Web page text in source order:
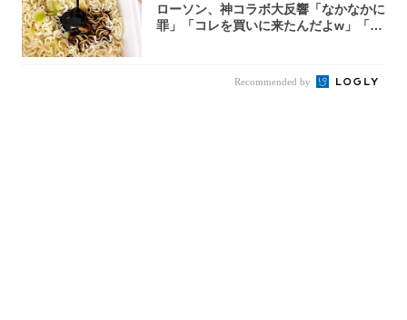
ローソン、神コラボ大反響「なかなかに
罪」「コレを買いに来たんだよw」「３
Recommended by